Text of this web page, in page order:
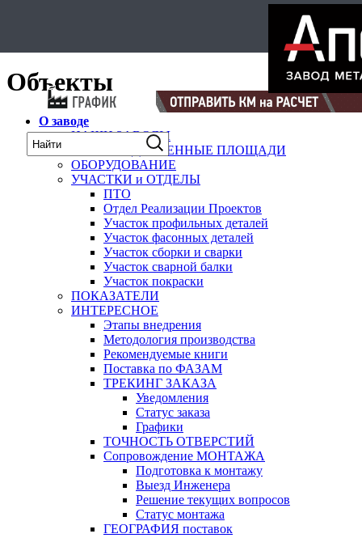
Объекты
О заводе
НАШИ ЗАВОДЫ
ПРОИЗВОДСТВЕННЫЕ ПЛОЩАДИ
ОБОРУДОВАНИЕ
УЧАСТКИ и ОТДЕЛЫ
ПТО
Отдел Реализации Проектов
Участок профильных деталей
Участок фасонных деталей
Участок сборки и сварки
Участок сварной балки
Участок покраски
ПОКАЗАТЕЛИ
ИНТЕРЕСНОЕ
Этапы внедрения
Методология производства
Рекомендуемые книги
Поставка по ФАЗАМ
ТРЕКИНГ ЗАКАЗА
Уведомления
Статус заказа
Графики
ТОЧНОСТЬ ОТВЕРСТИЙ
Сопровождение МОНТАЖА
Подготовка к монтажу
Выезд Инженера
Решение текущих вопросов
Статус монтажа
ГЕОГРАФИЯ поставок